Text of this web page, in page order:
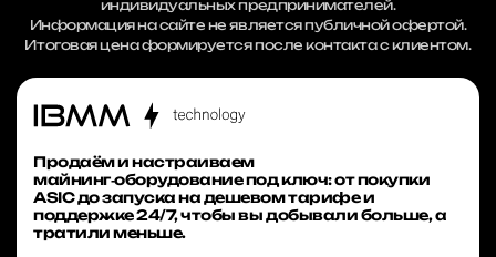
индивидуальных предпринимателей.
Информация на сайте не является публичной офертой.
Итоговая цена формируется после контакта с клиентом.
Продаём и настраиваем
майнинг‑оборудование под ключ: от покупки
ASIC до запуска на дешевом тарифе и
поддержке 24/7, чтобы вы добывали больше, а
тратили меньше.